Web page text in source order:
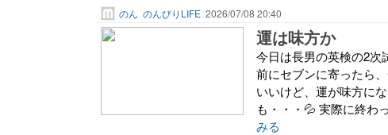
のん のんびりLIFE 2026/07/08 20:40
運は味方か
今日は長男の英検の2次
前にセブンに寄ったら
いいけど、運が味方に
も・・・💦 実際に終わ
みる